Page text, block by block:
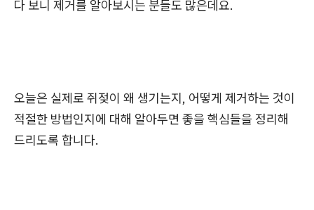
다 보니 제거를 알아보시는 분들도 많은데요.
오늘은 실제로 쥐젖이 왜 생기는지, 어떻게 제거하는 것이
적절한 방법인지에 대해 알아두면 좋을 핵심들을 정리해
드리도록 합니다.